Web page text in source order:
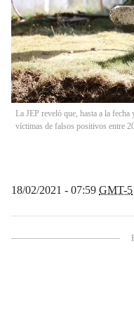
La JEP reveló que, hasta a la
víctimas de falsos positivos entre
18/02/2021 - 07:59 GMT-5